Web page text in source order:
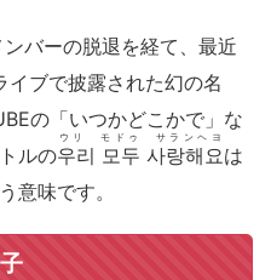
バーの脱退を経て、最近
ブで披露された幻の名
の「いつかどこかで」な
ルの우리 모두 사랑해요
ウリ モドゥ サランヘヨ
は
意味です。